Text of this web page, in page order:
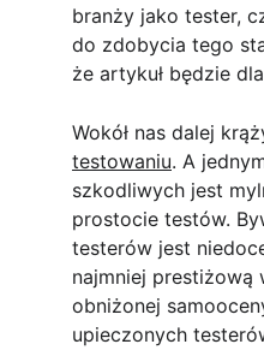
branży jako tester,
do zdobycia tego
że artykuł będzie
Wokół nas dalej
testowaniu. A
szkodliwych jest
prostocie testów.
testerów jest
najmniej prestiżową
obniżonej
upieczonych